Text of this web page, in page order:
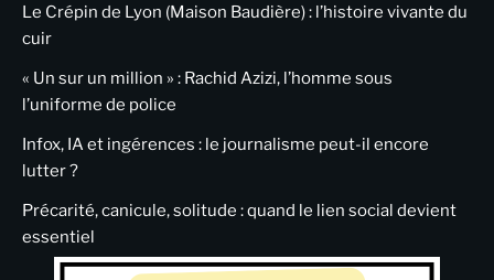
Le Crépin de Lyon (Maison Baudière) : l’histoire vivante du
cuir
« Un sur un million » : Rachid Azizi, l’homme sous
l’uniforme de police
Infox, IA et ingérences : le journalisme peut-il encore
lutter ?
Précarité, canicule, solitude : quand le lien social devient
essentiel